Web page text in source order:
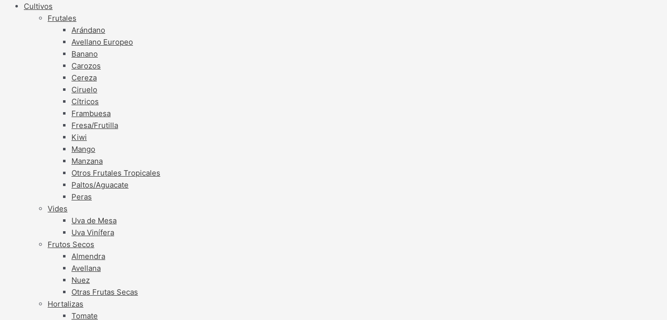
Cultivos
Frutales
Arándano
Avellano Europeo
Banano
Carozos
Cereza
Ciruelo
Cítricos
Frambuesa
Fresa/Frutilla
Kiwi
Mango
Manzana
Otros Frutales Tropicales
Paltos/Aguacate
Peras
Vides
Uva de Mesa
Uva Vinífera
Frutos Secos
Almendra
Avellana
Nuez
Otras Frutas Secas
Hortalizas
Tomate